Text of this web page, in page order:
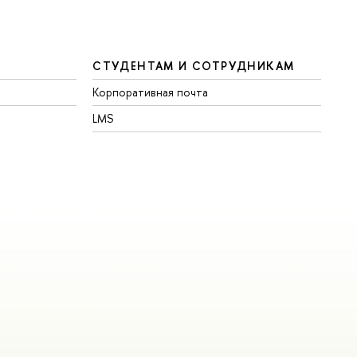
СТУДЕНТАМ И СОТРУДНИКАМ
Корпоративная почта
LMS